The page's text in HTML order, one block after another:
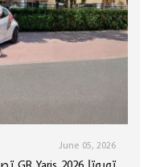
June 05, 2026